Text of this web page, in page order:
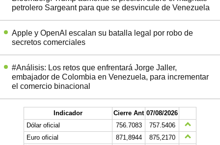
petrolero Sargeant para que se desvincule de Venezuela
Apple y OpenAI escalan su batalla legal por robo de
secretos comerciales
#Análisis: Los retos que enfrentará Jorge Jaller,
embajador de Colombia en Venezuela, para incrementar
el comercio binacional
Indicador Cierre Ant 07/08/2026
Dólar oficial
756.7083
757.5406
Euro oficial
871,8944
875,2170